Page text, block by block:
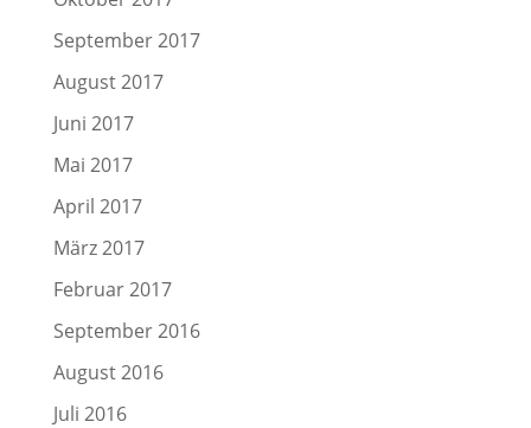
September 2017
August 2017
Juni 2017
Mai 2017
April 2017
März 2017
Februar 2017
September 2016
August 2016
Juli 2016